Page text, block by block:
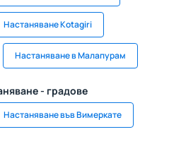
Настаняване Kotagiri
Настаняване в Малапурам
- градове
Настаняване във Вимеркате